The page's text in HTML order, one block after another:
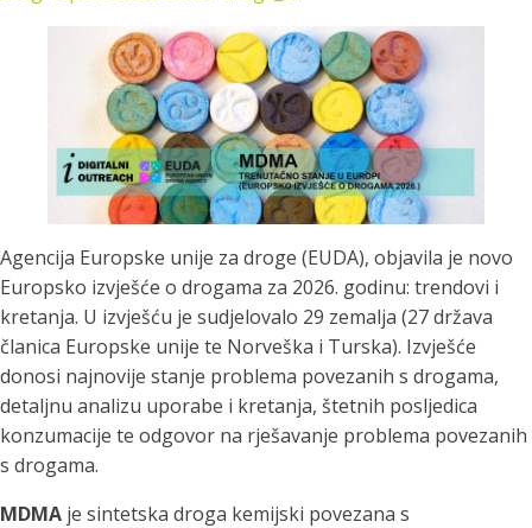
Agencija Europske unije za droge (EUDA), objavila je novo
Europsko izvješće o drogama za 2026. godinu: trendovi i
kretanja. U izvješću je sudjelovalo 29 zemalja (27 država
članica Europske unije te Norveška i Turska). Izvješće
donosi najnovije stanje problema povezanih s drogama,
detaljnu analizu uporabe i kretanja, štetnih posljedica
konzumacije te odgovor na rješavanje problema povezanih
s drogama.
MDMA je sintetska droga kemijski povezana s